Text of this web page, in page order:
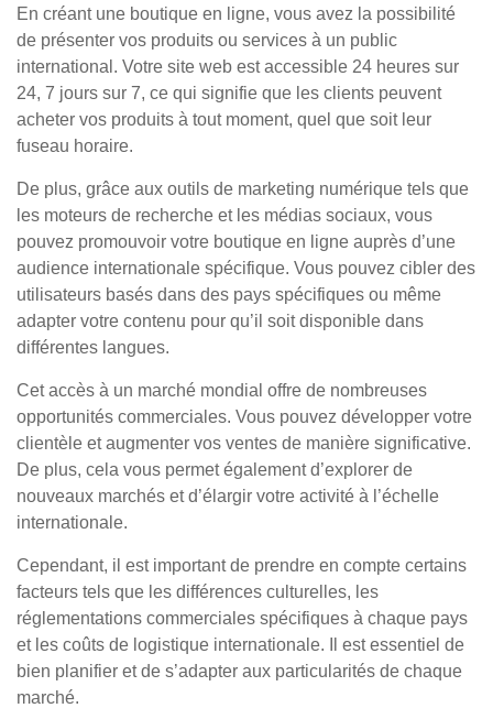
En créant une boutique en ligne, vous avez la possibilité
de présenter vos produits ou services à un public
international. Votre site web est accessible 24 heures sur
24, 7 jours sur 7, ce qui signifie que les clients peuvent
acheter vos produits à tout moment, quel que soit leur
fuseau horaire.
De plus, grâce aux outils de marketing numérique tels que
les moteurs de recherche et les médias sociaux, vous
pouvez promouvoir votre boutique en ligne auprès d’une
audience internationale spécifique. Vous pouvez cibler des
utilisateurs basés dans des pays spécifiques ou même
adapter votre contenu pour qu’il soit disponible dans
différentes langues.
Cet accès à un marché mondial offre de nombreuses
opportunités commerciales. Vous pouvez développer votre
clientèle et augmenter vos ventes de manière significative.
De plus, cela vous permet également d’explorer de
nouveaux marchés et d’élargir votre activité à l’échelle
internationale.
Cependant, il est important de prendre en compte certains
facteurs tels que les différences culturelles, les
réglementations commerciales spécifiques à chaque pays
et les coûts de logistique internationale. Il est essentiel de
bien planifier et de s’adapter aux particularités de chaque
marché.